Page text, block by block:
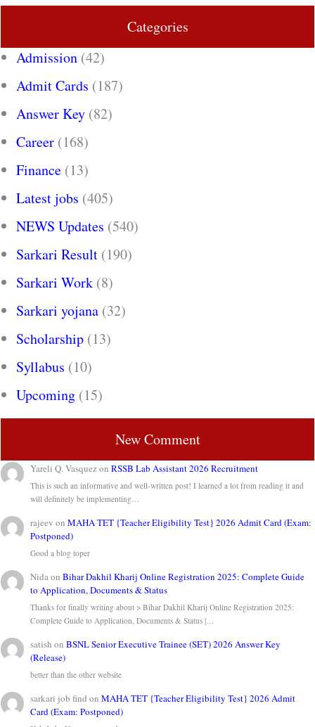
Categories
Admission (42)
Admit Cards (187)
Answer Key (82)
Career (168)
Finance (13)
Latest jobs (405)
NEWS Updates (540)
Sarkari Result (190)
Sarkari Work (8)
Sarkari yojana (32)
Scholarship (13)
Syllabus (10)
Upcoming (15)
New Comment
Yareli Q. VasquezonRSSB Lab Assistant 2026 Recruitment
This is such an informative and well-written post! I learned a lot from reading it and
will definitely be implementing…
rajeev onMAHA TET {Teacher Eligibility Test} 2026 Admit Card (Exam:
Postponed)
Good a blog toper
NidaonBihar Dakhil Kharij Online Registration 2025: Complete Guide
to Application, Documents & Status
Thanks for finally writing about > Bihar Dakhil Kharij Online Registration 2025:
Complete Guide to Application, Documents & Status |…
satish onBSNL Senior Executive Trainee (SET) 2026 Answer Key
(Release)
better than the other website
sarkari job find onMAHA TET {Teacher Eligibility Test} 2026 Admit
Card (Exam: Postponed)